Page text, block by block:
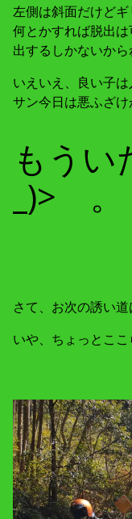
左側は斜面だけど
何とかすれば脱出
出するしかないから
いえいえ、良い子
サン今日は悪ふざ
もうい
_)> 。
さて、お次の誘い道
いや、ちょっとここ